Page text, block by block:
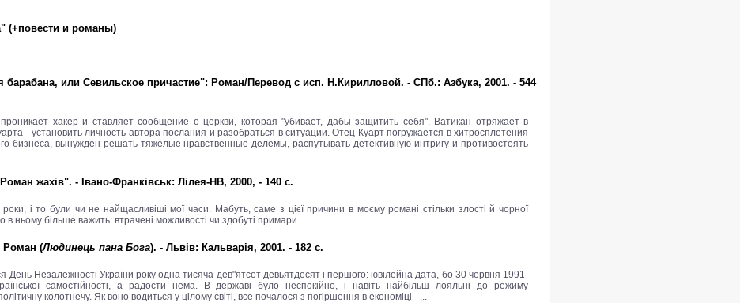
(+повести и романы)
барабана, или Севильское причастие": Роман/Перевод с исп. Н.Кирилловой. - СПб.: Азбука, 2001. - 544
хакер и ставляет сообщение о церкви, которая "убивает, дабы защитить себя". Ватикан отряжает в
- установить личность автора послания и разобраться в ситуации. Отец Куарт погружается в хитросплетения
бизнеса, вынужден решать тяжёлые нравственные делемы, распутывать детективную интригу и противостоять
жахів". - Івано-Франківськ: Лілея-НВ, 2000, - 140 с.
і то були чи не найщасливіші мої часи. Мабуть, саме з цієї причини в моєму романі стільки злості й чорної
ньому більше важить: втрачені можливості чи здобуті примари.
Роман (Людинець пана Бога). - Львів: Кальварія, 2001. - 182 с.
День Незалежності України року одна тисяча дев"ятсот девьятдесят і першого: ювілейна дата, бо 30 червня 1991-
самостійності, а радости нема. В державі було неспокійно, і навіть найбільш лояльні до режиму
колотнечу. Як воно водиться у цілому світі, все почалося з погіршення в економіці - ...